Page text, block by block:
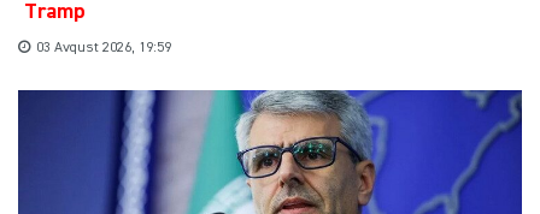
Tramp
03 Avqust 2026, 19:59